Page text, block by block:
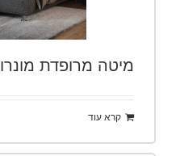
מיטה מרופדת מונרו
קרא עוד